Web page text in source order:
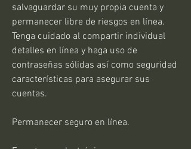
salvaguardar su muy propia cuenta y
permanecer libre de riesgos en línea.
Tenga cuidado al compartir individual
detalles en línea y haga uso de
contraseñas sólidas así como seguridad
características para asegurar sus
cuentas.
Permanecer seguro en línea.